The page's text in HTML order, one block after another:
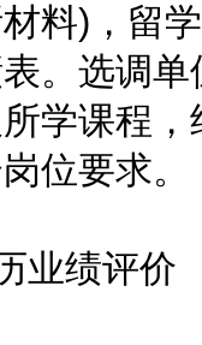
料)，留
。选调
学课程
位要求。
绩评价